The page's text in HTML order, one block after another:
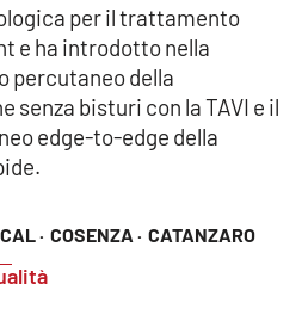
· COSENZA · CATANZARO
per il trattamento
e ha introdotto nella
percutaneo della
senza bisturi con la TAVI e il
edge-to-edge della